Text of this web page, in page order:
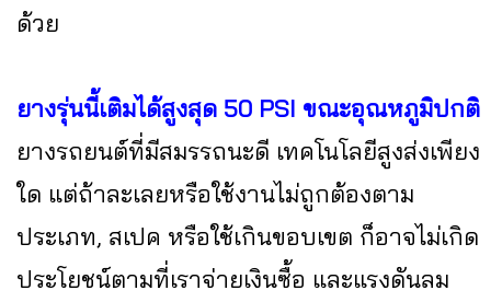
ด้วย
ยางรุ่นนี้เติมได้สูงสุด 50 PSI ขณะอุณหภูมิปกติ
ยางรถยนต์ที่มีสมรรถนะดี เทคโนโลยีสูงส่งเพียง
ใด แต่ถ้าละเลยหรือใช้งานไม่ถูกต้องตาม
ประเภท, สเปค หรือใช้เกินขอบเขต ก็อาจไม่เกิด
ประโยชน์ตามที่เราจ่ายเงินซื้อ และแรงดันลม